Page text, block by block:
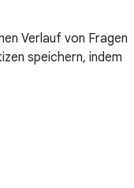
Verlauf von Fragen
speichern, indem